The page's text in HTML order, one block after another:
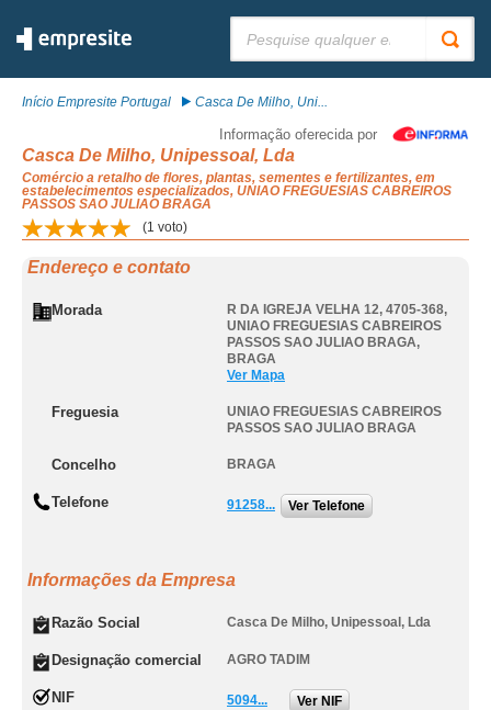
Início Empresite Portugal Casca De Milho, Uni...
Informação oferecida por
Casca De Milho, Unipessoal, Lda
Comércio a retalho de flores, plantas, sementes e fertilizantes, em
estabelecimentos especializados, UNIAO FREGUESIAS CABREIROS
PASSOS SAO JULIAO BRAGA
(1 voto)
Endereço e contato
Morada R DA IGREJA VELHA 12, 4705-368,
UNIAO FREGUESIAS CABREIROS
PASSOS SAO JULIAO BRAGA,
BRAGA
Ver Mapa
Freguesia
UNIAO FREGUESIAS CABREIROS
PASSOS SAO JULIAO BRAGA
Concelho BRAGA
Telefone 91258... Ver Telefone
Informações da Empresa
Razão Social Casca De Milho, Unipessoal, Lda
Designação comercial AGRO TADIM
NIF 5094... Ver NIF